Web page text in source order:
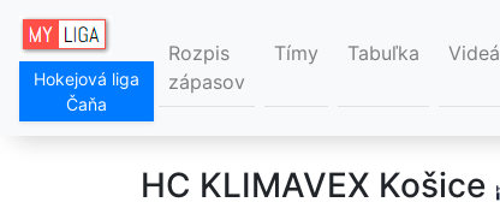
Hokejová liga
Čaňa
Rozpis
zápasov
Tímy Tabuľka Videá
HC KLIMAVEX Košice